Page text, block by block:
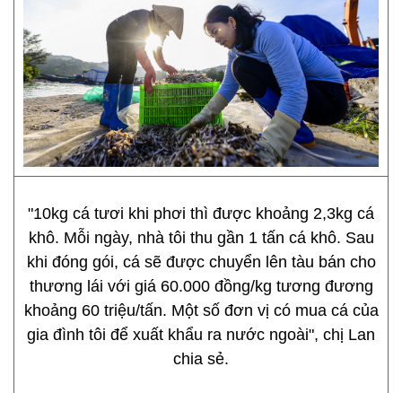
"10kg cá tươi khi phơi thì được khoảng 2,3kg cá
khô. Mỗi ngày, nhà tôi thu gần 1 tấn cá khô. Sau
khi đóng gói, cá sẽ được chuyển lên tàu bán cho
thương lái với giá 60.000 đồng/kg tương đương
khoảng 60 triệu/tấn. Một số đơn vị có mua cá của
gia đình tôi để xuất khẩu ra nước ngoài", chị Lan
chia sẻ.